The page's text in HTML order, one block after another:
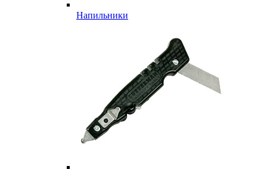
Напильники